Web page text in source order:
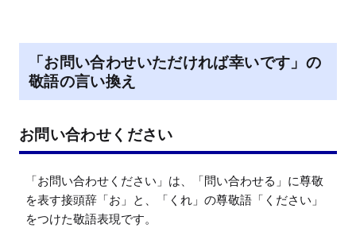
「お問い合わせいただければ幸いです」の
敬語の言い換え
お問い合わせください
「お問い合わせください」は、「問い合わせる」に尊敬
を表す接頭辞「お」と、「くれ」の尊敬語「ください」
をつけた敬語表現です。